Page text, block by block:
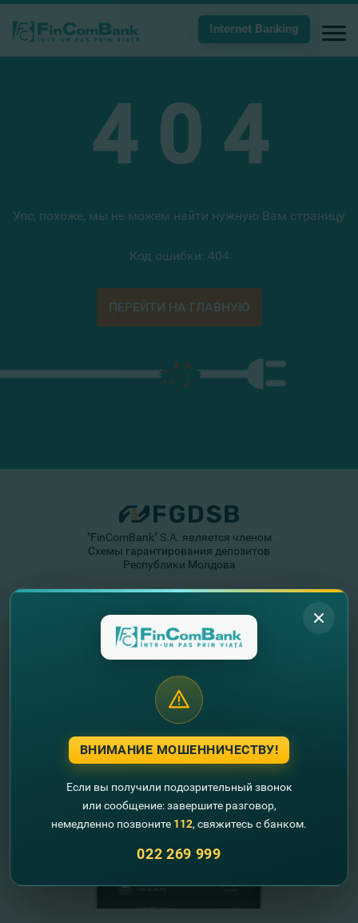
Internet Banking
4 0 4
Упс, похоже, мы не можем найти нужную Вам страницу
Код ошибки: 404
ПЕРЕЙТИ НА ГЛАВНУЮ
"FinComBank" S.A. является членом
Схемы гарантирования депозитов
Республики Молдова
ВНИМАНИЕ МОШЕННИЧЕСТВУ!
Если вы получили подозрительный звонок
или сообщение: завершите разговор,
немедленно позвоните 112, свяжитесь с банком.
022 269 999